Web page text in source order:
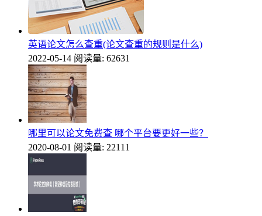
英语论文怎么查重(论文查重的规则是什么)
2022-05-14 阅读量: 62631
哪里可以论文免费查 哪个平台要更好一些？
2020-08-01 阅读量: 22111